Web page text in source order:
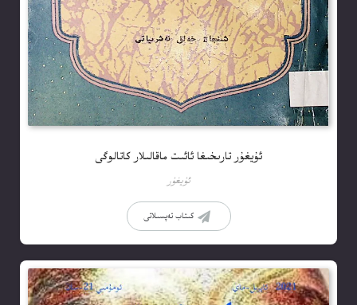
ئۇيغۇر تارىخىغا ئائىت ماقالىلار كاتالوگى
ئۇيغۇر
كىتاب تەپسىلاتى